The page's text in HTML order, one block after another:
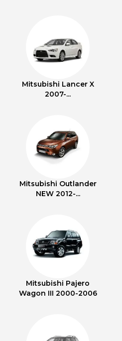
Mitsubishi Lancer X
2007-...
Mitsubishi Outlander
NEW 2012-...
Mitsubishi Pajero
Wagon III 2000-2006